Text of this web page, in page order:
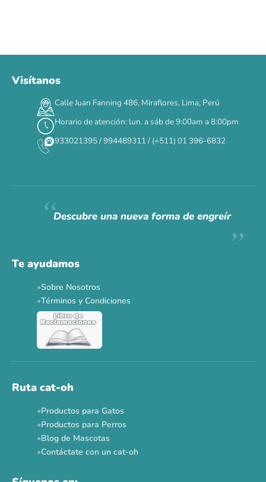
DÍAS HORAS MIN SEG
✕
Siempre fuimosraros.
Ver todas las promos 🐾
Visítanos
Calle Juan Fanning 486, Miraflores, Lima, Perú
Horario de atención: lun. a sáb de 9:00am a 8:00pm
933021395 / 994489311 / (+511) 01 396-6832
Descubre una nueva forma de engreír
Te ayudamos
Sobre Nosotros
Términos y Condiciones
Ruta cat-oh
Productos para Gatos
Productos para Perros
Blog de Mascotas
Contáctate con un cat-oh